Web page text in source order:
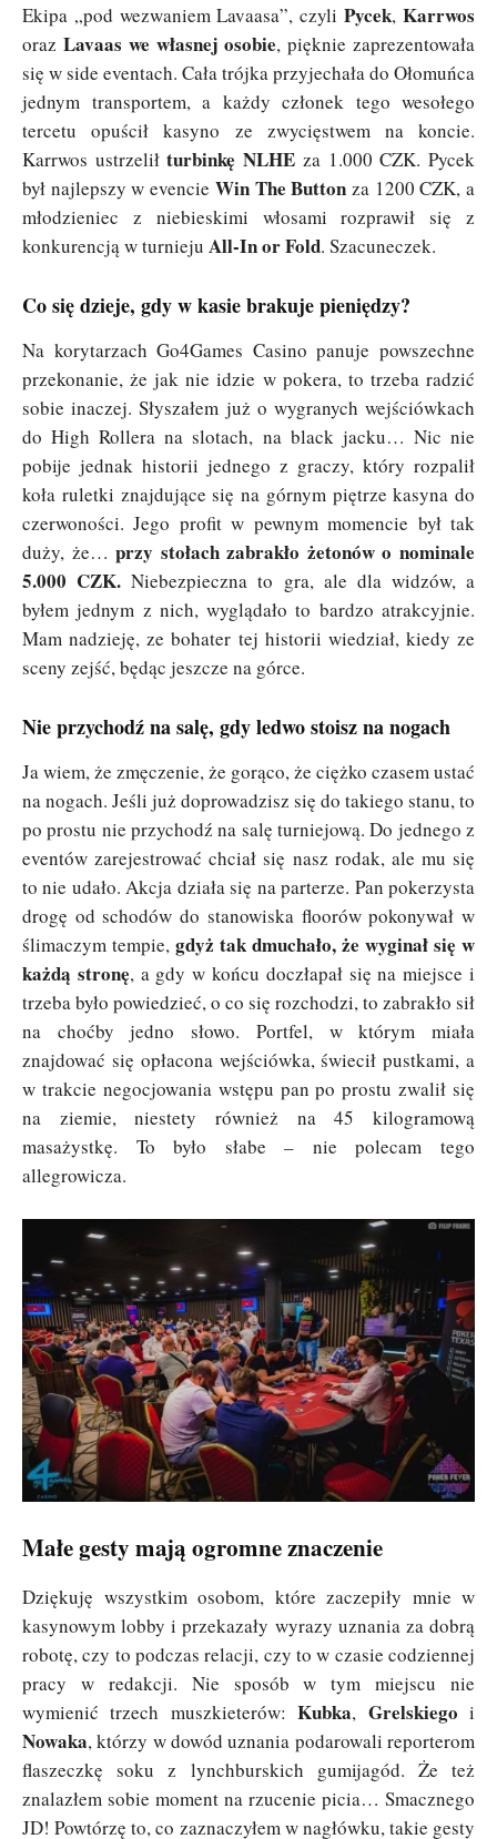
Ekipa „pod wezwaniem Lavaasa”, czyliPycek,Karrwos
oraz Lavaas we własnej osobie, pięknie zaprezentowała
się w side eventach. Cała trójka przyjechała do Ołomuńca
jednym transportem, a każdy członek tego wesołego
tercetu opuścił kasyno ze zwycięstwem na koncie.
Karrwos ustrzeliłturbinkę NLHE za 1.000 CZK. Pycek
był najlepszy w evencie Win The Button za 1200 CZK, a
młodzieniec z niebieskimi włosami rozprawił się z
konkurencją w turnieju All-In or Fold. Szacuneczek.
Co się dzieje, gdy w kasie brakuje pieniędzy?
Na korytarzach Go4Games Casino panuje powszechne
przekonanie, że jak nie idzie w pokera, to trzeba radzić
sobie inaczej. Słyszałem już o wygranych wejściówkach
do High Rollera na slotach, na black jacku… Nic nie
pobije jednak historii jednego z graczy, który rozpalił
koła ruletki znajdujące się na górnym piętrze kasyna do
czerwoności. Jego profit w pewnym momencie był tak
duży, że…przy stołach zabrakło żetonów o nominale
5.000 CZK. Niebezpieczna to gra, ale dla widzów, a
byłem jednym z nich, wyglądało to bardzo atrakcyjnie.
Mam nadzieję, ze bohater tej historii wiedział, kiedy ze
sceny zejść, będąc jeszcze na górce.
Nie przychodź na salę, gdy ledwo stoisz na nogach
Ja wiem, że zmęczenie, że gorąco, że ciężko czasem ustać
na nogach. Jeśli już doprowadzisz się do takiego stanu, to
po prostu nie przychodź na salę turniejową. Do jednego z
eventów zarejestrować chciał się nasz rodak, ale mu się
to nie udało. Akcja działa się na parterze. Pan pokerzysta
drogę od schodów do stanowiska floorów pokonywał w
ślimaczym tempie, gdyż tak dmuchało, że wyginał się w
każdą stronę, a gdy w końcu doczłapał się na miejsce i
trzeba było powiedzieć, o co się rozchodzi, to zabrakło sił
na choćby jedno słowo. Portfel, w którym miała
znajdować się opłacona wejściówka, świecił pustkami, a
w trakcie negocjowania wstępu pan po prostu zwalił się
na ziemie, niestety również na 45 kilogramową
masażystkę. To było słabe – nie polecam tego
allegrowicza.
Małe gesty mają ogromne znaczenie
Dziękuję wszystkim osobom, które zaczepiły mnie w
kasynowym lobby i przekazały wyrazy uznania za dobrą
robotę, czy to podczas relacji, czy to w czasie codziennej
pracy w redakcji. Nie sposób w tym miejscu nie
wymienić trzech muszkieterów:Kubka, Grelskiego i
Nowaka, którzy w dowód uznania podarowali reporterom
flaszeczkę soku z lynchburskich gumijagód. Że też
znalazłem sobie moment na rzucenie picia… Smacznego
JD! Powtórzę to, co zaznaczyłem w nagłówku, takie gesty